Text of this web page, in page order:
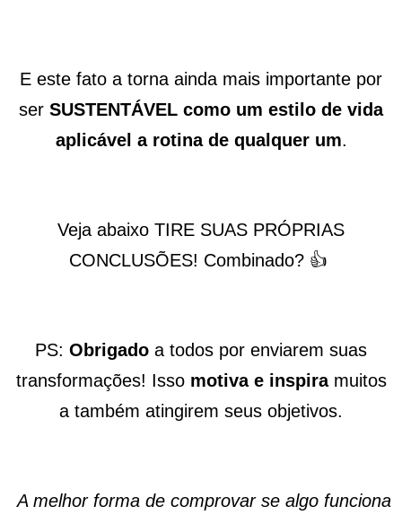
E este fato a torna ainda mais importante por
ser SUSTENTÁVEL como um estilo de vida
aplicável a rotina de qualquer um.
Veja abaixo TIRE SUAS PRÓPRIAS
CONCLUSÕES! Combinado? 👍
PS: Obrigado a todos por enviarem suas
transformações! Isso motiva e inspiramuitos
a também atingirem seus objetivos.
A melhor forma de comprovar se algo funciona